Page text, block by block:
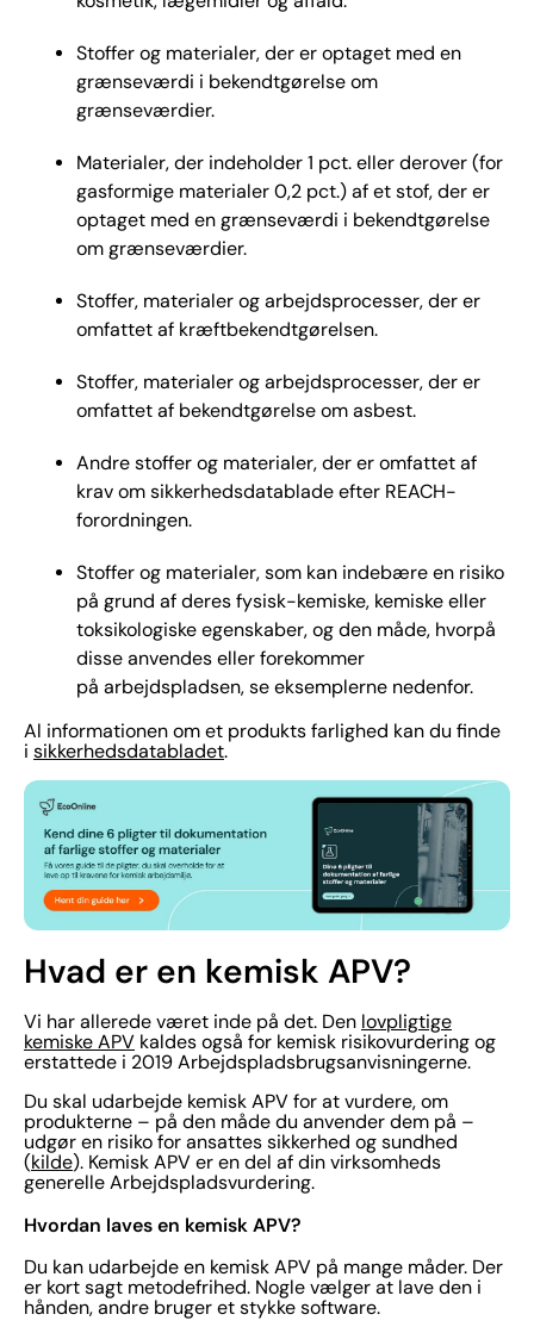
Stoffer og materialer, der er optaget med en
grænseværdi i bekendtgørelse om
grænseværdier.
Materialer, der indeholder 1 pct. eller derover (for
gasformige materialer 0,2 pct.) af et stof, der er
optaget med en grænseværdi i bekendtgørelse
om grænseværdier.
Stoffer, materialer og arbejdsprocesser, der er
omfattet af kræftbekendtgørelsen.
Stoffer, materialer og arbejdsprocesser, der er
omfattet af bekendtgørelse om asbest.
Andre stoffer og materialer, der er omfattet af
krav om sikkerhedsdatablade efter REACH-
forordningen.
Stoffer og materialer, som kan indebære en risiko
på grund af deres fysisk-kemiske, kemiske eller
toksikologiske egenskaber, og den måde, hvorpå
disse anvendes eller forekommer
på arbejdspladsen, se eksemplerne nedenfor.
Al informationen om et produkts farlighed kan du finde
i sikkerhedsdatabladet.
Hvad er en kemisk APV?
Vi har allerede været inde på det. Den lovpligtige
kemiske APV kaldes også for kemisk risikovurdering og
erstattede i 2019 Arbejdspladsbrugsanvisningerne.
Du skal udarbejde kemisk APV for at vurdere, om
produkterne – på den måde du anvender dem på –
udgør en risiko for ansattes sikkerhed og sundhed
(kilde). Kemisk APV er en del af din virksomheds
generelle Arbejdspladsvurdering.
Hvordan laves en kemisk APV?
Du kan udarbejde en kemisk APV på mange måder. Der
er kort sagt metodefrihed. Nogle vælger at lave den i
hånden, andre bruger et stykke software.